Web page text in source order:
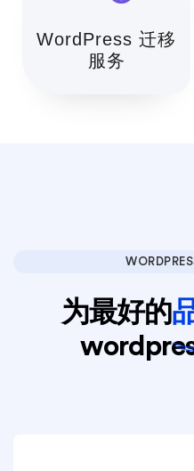
WordPress 迁移
服务
为最好的